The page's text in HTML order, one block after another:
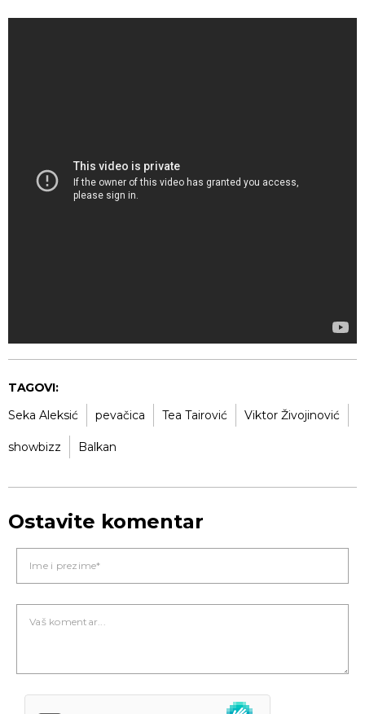
TAGOVI:
Seka Aleksić
pevačica Tea Tairović Viktor Živojinović
showbizz Balkan
Ostavite komentar